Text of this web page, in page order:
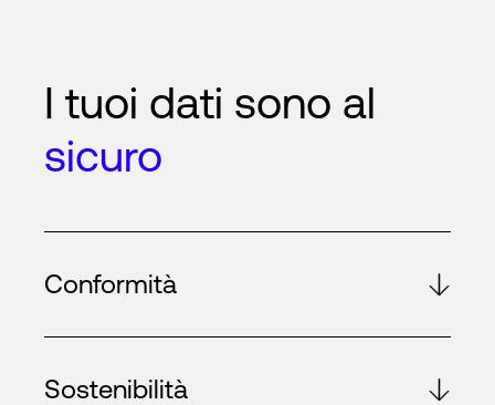
I tuoi dati sono al
sicuro
Conformità
Sostenibilità